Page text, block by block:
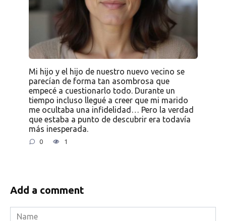
Mi hijo y el hijo de nuestro nuevo vecino se
parecían de forma tan asombrosa que
empecé a cuestionarlo todo. Durante un
tiempo incluso llegué a creer que mi marido
me ocultaba una infidelidad… Pero la verdad
que estaba a punto de descubrir era todavía
más inesperada.
0 1
Add a comment
Name